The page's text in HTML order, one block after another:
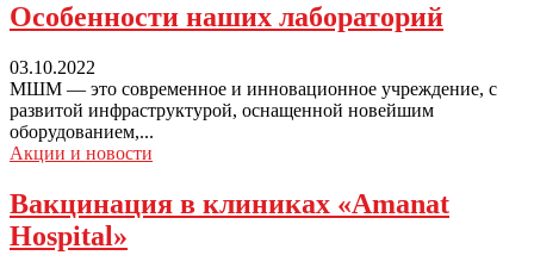
Особенности наших лабораторий
03.10.2022
МШМ — это современное и инновационное учреждение, с
развитой инфраструктурой, оснащенной новейшим
оборудованием,...
Акции и новости
Вакцинация в клиниках «Amanat
Hospital»